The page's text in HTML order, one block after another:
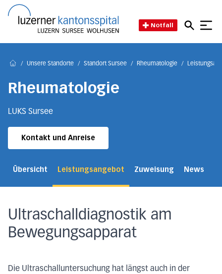
Notfall
/ Unsere Standorte / Standort Sursee / Rheumatologie /
Rheumatologie
LUKS Sursee
Kontakt und Anreise
Übersicht Leistungsangebot Zuweisung News
Ultraschalldiagnostik am
Bewegungsapparat
Die Ultraschalluntersuchung hat längst auch in der